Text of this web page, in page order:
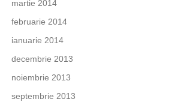
martie 2014
februarie 2014
ianuarie 2014
decembrie 2013
noiembrie 2013
septembrie 2013